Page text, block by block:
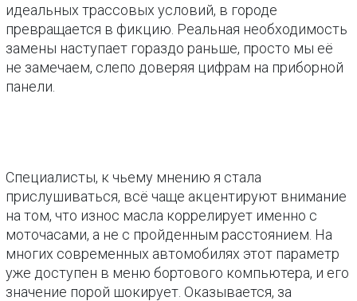
идеальных трассовых условий, в городе
превращается в фикцию. Реальная необходимость
замены наступает гораздо раньше, просто мы её
не замечаем, слепо доверяя цифрам на приборной
панели.
Специалисты, к чьему мнению я стала
прислушиваться, всё чаще акцентируют внимание
на том, что износ масла коррелирует именно с
моточасами, а не с пройденным расстоянием. На
многих современных автомобилях этот параметр
уже доступен в меню бортового компьютера, и его
значение порой шокирует. Оказывается, за